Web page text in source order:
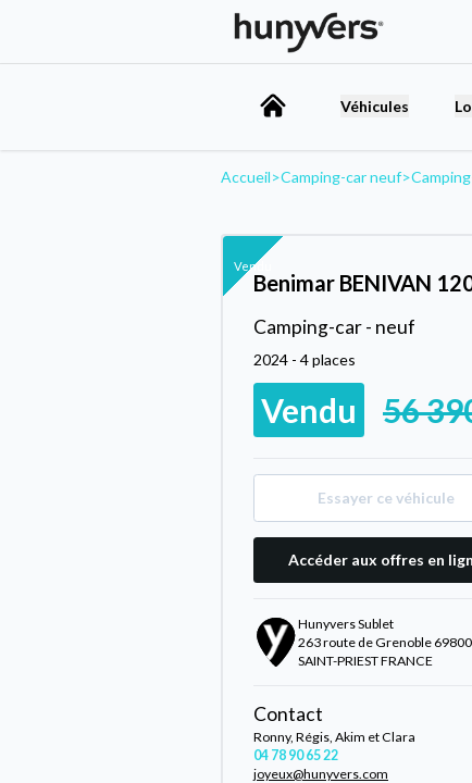
Véhicules
Accueil>Camping-car neuf>
Vendu
Benimar BENIVAN
Camping-car - neuf
2024 - 4 places
Vendu 56
Essayer ce véhicule
Accéder aux offres en
Hunyvers Sublet
263 route de Grenoble 69800
SAINT-PRIEST FRANCE
Contact
Ronny, Régis, Akim et Clara
04 78 90 65 22
joyeux@hunyvers.com